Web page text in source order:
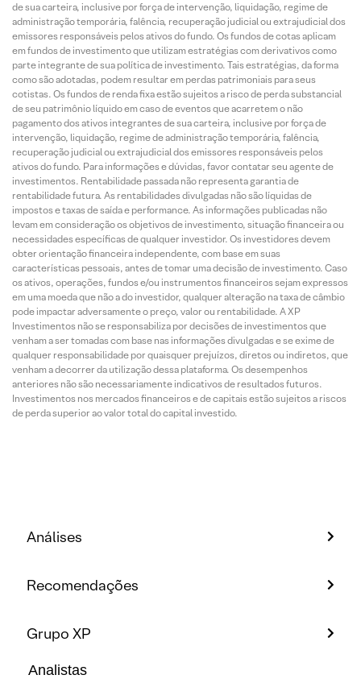
de sua carteira, inclusive por força de intervenção, liquidação, regime de
administração temporária, falência, recuperação judicial ou extrajudicial dos
emissores responsáveis pelos ativos do fundo. Os fundos de cotas aplicam
em fundos de investimento que utilizam estratégias com derivativos como
parte integrante de sua política de investimento. Tais estratégias, da forma
como são adotadas, podem resultar em perdas patrimoniais para seus
cotistas. Os fundos de renda fixa estão sujeitos a risco de perda substancial
de seu patrimônio líquido em caso de eventos que acarretem o não
pagamento dos ativos integrantes de sua carteira, inclusive por força de
intervenção, liquidação, regime de administração temporária, falência,
recuperação judicial ou extrajudicial dos emissores responsáveis pelos
ativos do fundo. Para informações e dúvidas, favor contatar seu agente de
investimentos. Rentabilidade passada não representa garantia de
rentabilidade futura. As rentabilidades divulgadas não são líquidas de
impostos e taxas de saída e performance. As informações publicadas não
levam em consideração os objetivos de investimento, situação financeira ou
necessidades específicas de qualquer investidor. Os investidores devem
obter orientação financeira independente, com base em suas
características pessoais, antes de tomar uma decisão de investimento. Caso
os ativos, operações, fundos e/ou instrumentos financeiros sejam expressos
em uma moeda que não a do investidor, qualquer alteração na taxa de câmbio
pode impactar adversamente o preço, valor ou rentabilidade. A XP
Investimentos não se responsabiliza por decisões de investimentos que
venham a ser tomadas com base nas informações divulgadas e se exime de
qualquer responsabilidade por quaisquer prejuízos, diretos ou indiretos, que
venham a decorrer da utilização dessa plataforma. Os desempenhos
anteriores não são necessariamente indicativos de resultados futuros.
Investimentos nos mercados financeiros e de capitais estão sujeitos a riscos
de perda superior ao valor total do capital investido.
Análises
Recomendações
Grupo XP
Analistas